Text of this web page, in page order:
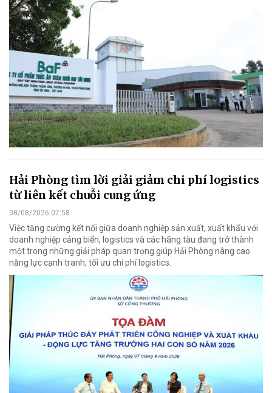
Hải Phòng tìm lời giải giảm chi phí logistics
từ liên kết chuỗi cung ứng
08/08/2026 07:58
Việc tăng cường kết nối giữa doanh nghiệp sản xuất, xuất khẩu với
doanh nghiệp cảng biển, logistics và các hãng tàu đang trở thành
một trong những giải pháp quan trọng giúp Hải Phòng nâng cao
năng lực cạnh tranh, tối ưu chi phí logistics.